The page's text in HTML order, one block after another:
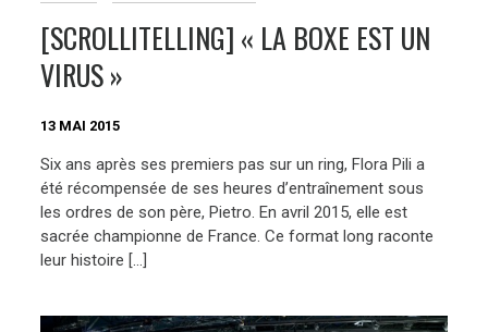
[SCROLLITELLING] « LA BOXE EST UN
VIRUS »
13 MAI 2015
Six ans après ses premiers pas sur un ring, Flora Pili a
été récompensée de ses heures d’entraînement sous
les ordres de son père, Pietro. En avril 2015, elle est
sacrée championne de France. Ce format long raconte
leur histoire […]